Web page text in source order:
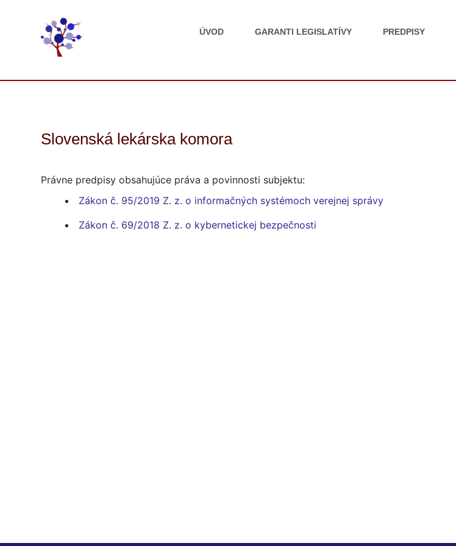
ÚVOD GARANTI LEGISLATÍVY PREDPISY
Slovenská lekárska komora
Právne predpisy obsahujúce práva a povinnosti subjektu:
Zákon č. 95/2019 Z. z. o informačných systémoch verejnej správy
Zákon č. 69/2018 Z. z. o kybernetickej bezpečnosti